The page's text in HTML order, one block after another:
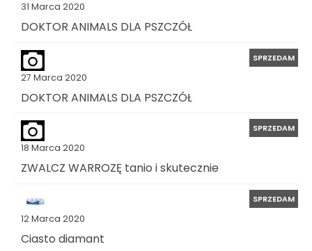
31 Marca 2020
DOKTOR ANIMALS DLA PSZCZÓŁ
27 Marca 2020
SPRZEDAM
DOKTOR ANIMALS DLA PSZCZÓŁ
18 Marca 2020
SPRZEDAM
ZWALCZ WARROZĘ tanio i skutecznie
12 Marca 2020
SPRZEDAM
Ciasto diamant